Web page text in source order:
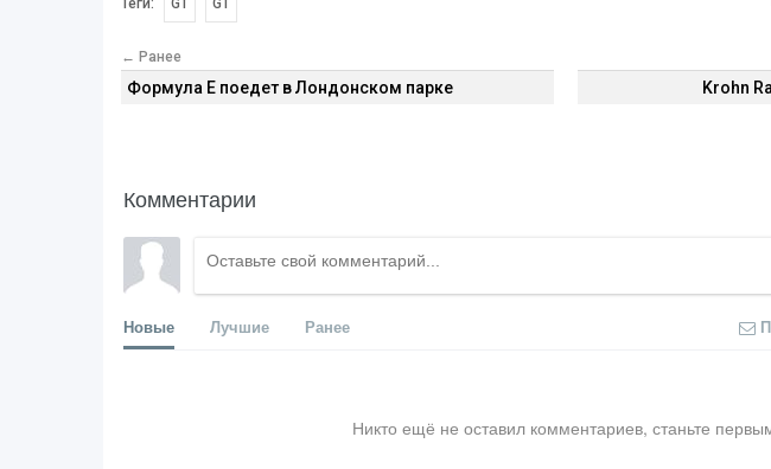
← Ранее
Формула E поедет в Лондонском парке Krohn
Комментарии
Новые Лучшие Ранее
Никто ещё не оставил комментариев, станьте